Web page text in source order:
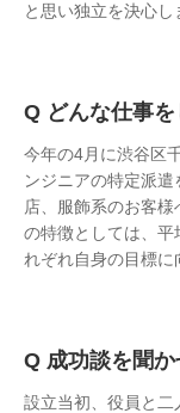
と思い独立を決心し
どんな仕事
今年の4月に渋谷区
ンジニアの特定派
店、服飾系のお客
の特徴としては、
れぞれ自身の目標に
成功談を聞か
設立当初、役員と二